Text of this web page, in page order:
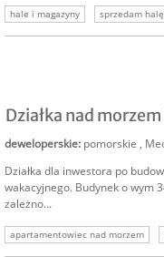
hale i magazyny sprzedam halę
Działka nad
deweloperskie: pomorskie ,
Działka dla inwestora po
wakacyjnego. Budynek o wym
zależno...
apartamentowiec nad morzem